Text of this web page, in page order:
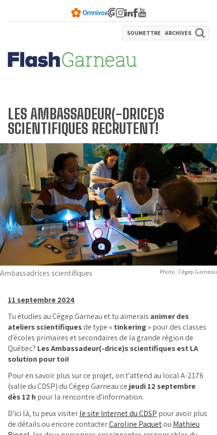
SOUMETTRE ARCHIVES
LES AMBASSADEUR(-DRICE)S
SCIENTIFIQUES RECRUTENT!
Ambassadrices scientifiques Photo : Cégep Garneau
11 septembre 2024
Tu étudies au Cégep Garneau et tu aimerais animer des
ateliers scientifiquesde type « tinkering » pour des classes
d’écoles primaires et secondaires de la grande région de
Québec? Les Ambassadeur(-drice)s scientifiques est LA
solution pour toi!
Pour en savoir plus sur ce projet, on t'attend au local A-2176
(salle du CDSP) du Cégep Garneau ce jeudi 12 septembre
dès 12 h pour la rencontre d'information.
D'ici là, tu peux visiterle site Internet du CDSP pour avoir plus
de détails ou encore contacterCaroline Paquetou Mathieu